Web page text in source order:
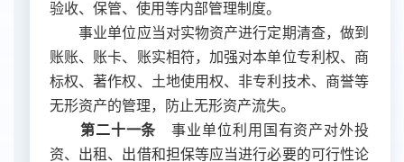
验收、保管、使用等内部管理制度。
事业单位应当对实物资产进行定期清查，做到
账账、账卡、账实相符，加强对本单位专利权、商
标权、著作权、土地使用权、非专利技术、商誉等
无形资产的管理，防止无形资产流失。
第二十一条 事业单位利用国有资产对外投
资、出租、出借和担保等应当进行必要的可行性论